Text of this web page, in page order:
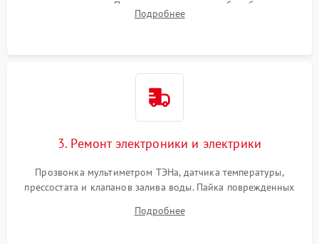
амортизаторов. Проверка подшипников барабана и
крестовины на износ, а манжеты люка на разрывы.
Подробнее
3. Ремонт электроники и электрики
Прозвонка мультиметром ТЭНа, датчика температуры,
прессостата и клапанов залива воды. Пайка поврежденных
Восстановление целостности проводки и контактов.
Подробнее